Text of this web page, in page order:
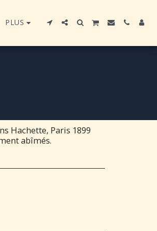
PLUS
Hachette, Paris 1899
abîmés.